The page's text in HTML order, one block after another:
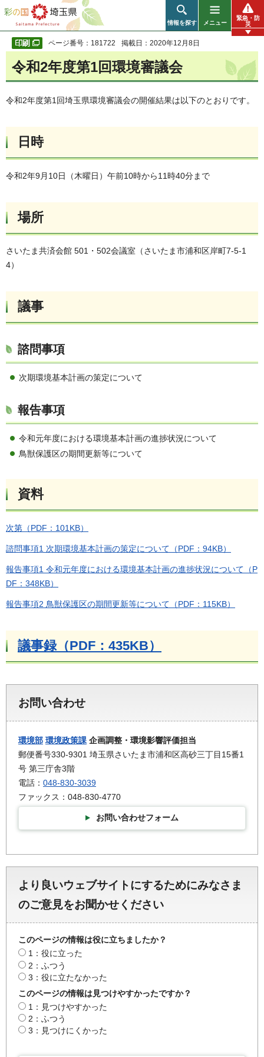
彩の国 埼玉県
情報を探す メニュー
緊急・防
災
ページ番号：181722 掲載日：2020年12月8日
令和2年度第1回環境審議会
令和2年度第1回埼玉県環境審議会の開催結果は以下のとおりです。
日時
令和2年9月10日（木曜日）午前10時から11時40分まで
場所
さいたま共済会館 501・502会議室（さいたま市浦和区岸町7-5-1
4）
議事
諮問事項
次期環境基本計画の策定について
報告事項
令和元年度における環境基本計画の進捗状況について
鳥獣保護区の期間更新等について
資料
次第（PDF：101KB）
諮問事項1 次期環境基本計画の策定について（PDF：94KB）
報告事項1 令和元年度における環境基本計画の進捗状況について（P
DF：348KB）
報告事項2 鳥獣保護区の期間更新等について（PDF：115KB）
議事録（PDF：435KB）
お問い合わせ
環境部 環境政策課 企画調整・環境影響評価担当
郵便番号330-9301 埼玉県さいたま市浦和区高砂三丁目15番1
号 第三庁舎3階
電話： 048-830-3039
ファックス：048-830-4770
お問い合わせフォーム
より良いウェブサイトにするためにみなさま
のご意見をお聞かせください
このページの情報は役に立ちましたか？
1：役に立った
2：ふつう
3：役に立たなかった
このページの情報は見つけやすかったですか？
1：見つけやすかった
2：ふつう
3：見つけにくかった